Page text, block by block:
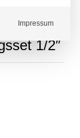
1/2″
Impressum